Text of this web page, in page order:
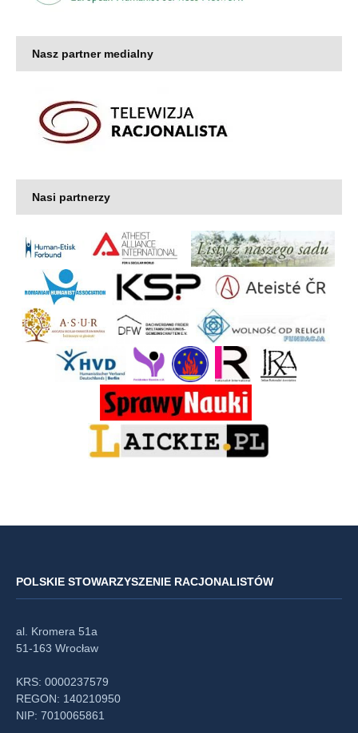
Nasz partner medialny
Nasi partnerzy
POLSKIE STOWARZYSZENIE RACJONALISTÓW
al. Kromera 51a
51-163 Wrocław
KRS: 0000237579
REGON: 140210950
NIP: 7010065861